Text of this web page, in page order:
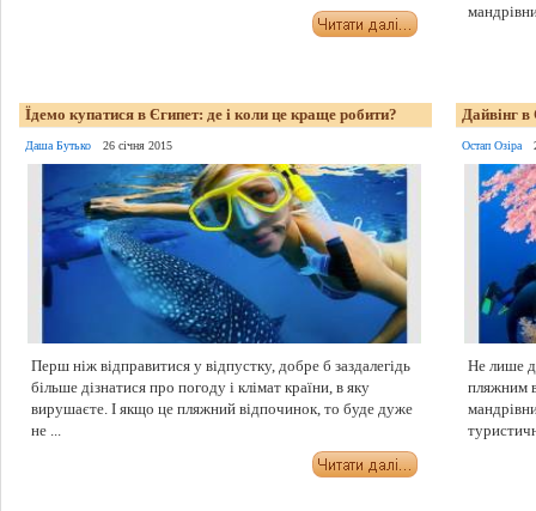
Їдемо купатися в Єгипет: де і коли це краще робити?
Даша Бутько 26 січня 2015
Перш ніж відправитися у відпустку, добре б заздалегідь
більше дізнатися про погоду і клімат країни, в яку
вирушаєте. І якщо це пляжний відпочинок, то буде дуже
не ...
Дайвінг в
Остап Озіра
Не лише
пляжним